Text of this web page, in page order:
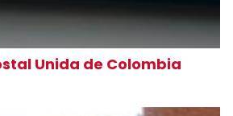
Unida de Colombia